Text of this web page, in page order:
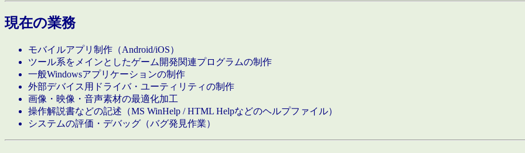
現在の業務
モバイルアプリ制作（Android/iOS）
ツール系をメインとしたゲーム開発関連プログラムの制作
一般Windowsアプリケーションの制作
外部デバイス用ドライバ・ユーティリティの制作
画像・映像・音声素材の最適化加工
操作解説書などの記述（MS WinHelp / HTML Helpなどのヘルプファイル）
システムの評価・デバッグ（バグ発見作業）